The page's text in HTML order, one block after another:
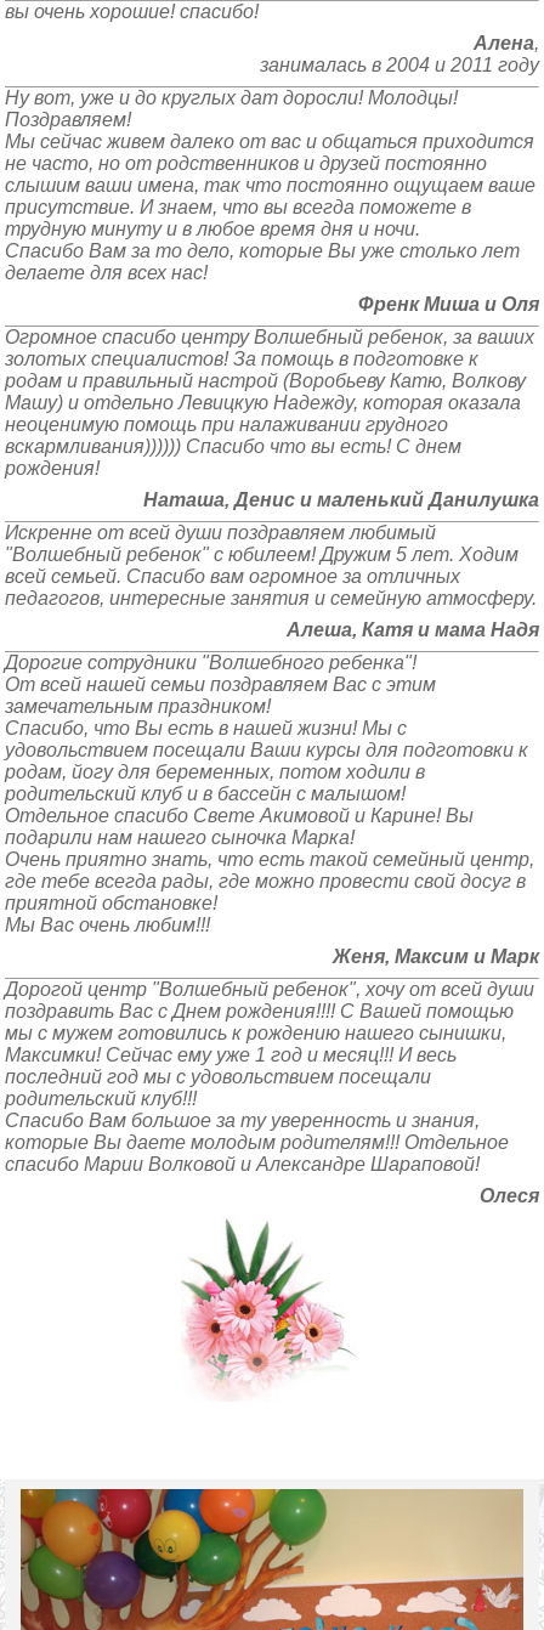
вы очень хорошие! спасибо!
Алена,
занималась в 2004 и 2011 году
Ну вот, уже и до круглых дат доросли! Молодцы!
Поздравляем!
Мы сейчас живем далеко от вас и общаться приходится
не часто, но от родственников и друзей постоянно
слышим ваши имена, так что постоянно ощущаем ваше
присутствие. И знаем, что вы всегда поможете в
трудную минуту и в любое время дня и ночи.
Спасибо Вам за то дело, которые Вы уже столько лет
делаете для всех нас!
Френк Миша и Оля
Огромное спасибо центру Волшебный ребенок, за ваших
золотых специалистов! За помощь в подготовке к
родам и правильный настрой (Воробьеву Катю, Волкову
Машу) и отдельно Левицкую Надежду, которая оказала
неоценимую помощь при налаживании грудного
вскармливания)))))) Спасибо что вы есть! С днем
рождения!
Наташа, Денис и маленький Данилушка
Искренне от всей души поздравляем любимый
"Волшебный ребенок" с юбилеем! Дружим 5 лет. Ходим
всей семьей. Спасибо вам огромное за отличных
педагогов, интересные занятия и семейную атмосферу.
Алеша, Катя и мама Надя
Дорогие сотрудники "Волшебного ребенка"!
От всей нашей семьи поздравляем Вас с этим
замечательным праздником!
Спасибо, что Вы есть в нашей жизни! Мы с
удовольствием посещали Ваши курсы для подготовки к
родам, йогу для беременных, потом ходили в
родительский клуб и в бассейн с малышом!
Отдельное спасибо Свете Акимовой и Карине! Вы
подарили нам нашего сыночка Марка!
Очень приятно знать, что есть такой семейный центр,
где тебе всегда рады, где можно провести свой досуг в
приятной обстановке!
Мы Вас очень любим!!!
Женя, Максим и Марк
Дорогой центр "Волшебный ребенок", хочу от всей души
поздравить Вас с Днем рождения!!!! С Вашей помощью
мы с мужем готовились к рождению нашего сынишки,
Максимки! Сейчас ему уже 1 год и месяц!!! И весь
последний год мы с удовольствием посещали
родительский клуб!!!
Спасибо Вам большое за ту уверенность и знания,
которые Вы даете молодым родителям!!! Отдельное
спасибо Марии Волковой и Александре Шараповой!
Олеся